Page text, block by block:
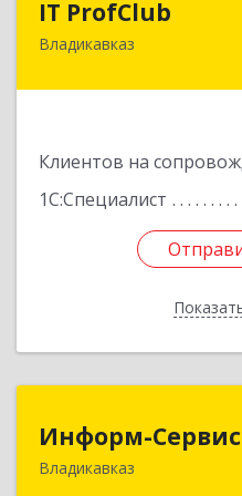
IT ProfClub
Владикавказ
Клиентов на
1С:Специалист
362045,
Информ-Сервис
Владикавказ362020,